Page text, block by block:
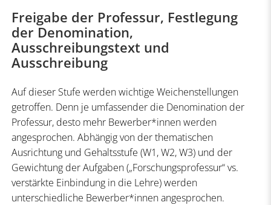
Freigabe der Professur, Festlegung
der Denomination,
Ausschreibungstext und
Ausschreibung
Auf dieser Stufe werden wichtige Weichenstellungen
getroffen. Denn je umfassender die Denomination der
Professur, desto mehr Bewerber*innen werden
angesprochen. Abhängig von der thematischen
Ausrichtung und Gehaltsstufe (W1, W2, W3) und der
Gewichtung der Aufgaben („Forschungsprofessur“ vs.
verstärkte Einbindung in die Lehre) werden
unterschiedliche Bewerber*innen angesprochen.